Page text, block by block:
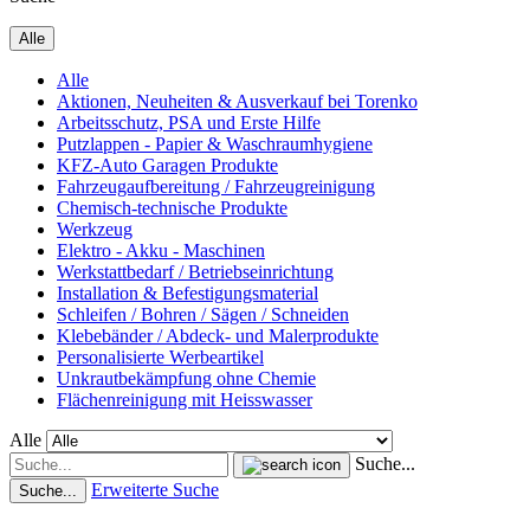
Alle
Alle
Aktionen, Neuheiten & Ausverkauf bei Torenko
Arbeitsschutz, PSA und Erste Hilfe
Putzlappen - Papier & Waschraumhygiene
KFZ-Auto Garagen Produkte
Fahrzeugaufbereitung / Fahrzeugreinigung
Chemisch-technische Produkte
Werkzeug
Elektro - Akku - Maschinen
Werkstattbedarf / Betriebseinrichtung
Installation & Befestigungsmaterial
Schleifen / Bohren / Sägen / Schneiden
Klebebänder / Abdeck- und Malerprodukte
Personalisierte Werbeartikel
Unkrautbekämpfung ohne Chemie
Flächenreinigung mit Heisswasser
Alle
Suche...
Suche... Erweiterte Suche